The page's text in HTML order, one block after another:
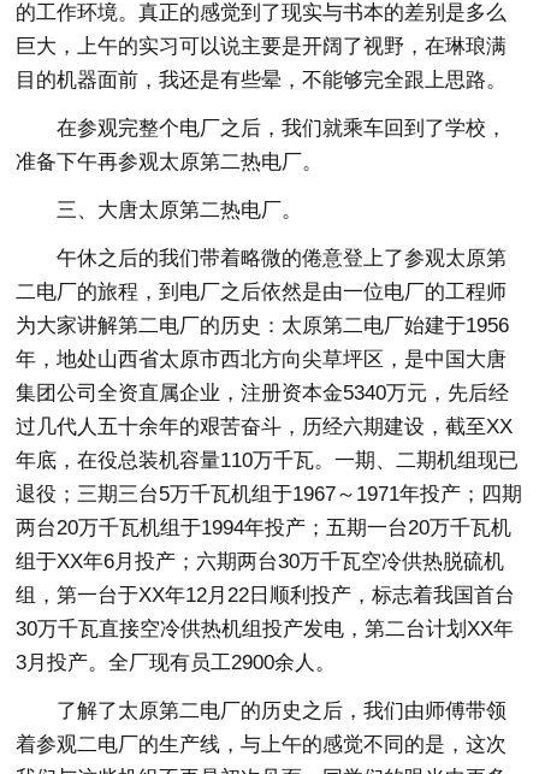
的工作环境。真正的感觉到了现实与书本的差别是多么
巨大，上午的实习可以说主要是开阔了视野，在琳琅满
目的机器面前，我还是有些晕，不能够完全跟上思路。
在参观完整个电厂之后，我们就乘车回到了学校，
准备下午再参观太原第二热电厂。
三、大唐太原第二热电厂。
午休之后的我们带着略微的倦意登上了参观太原第
二电厂的旅程，到电厂之后依然是由一位电厂的工程师
为大家讲解第二电厂的历史：太原第二电厂始建于1956
年，地处山西省太原市西北方向尖草坪区，是中国大唐
集团公司全资直属企业，注册资本金5340万元，先后经
过几代人五十余年的艰苦奋斗，历经六期建设，截至XX
年底，在役总装机容量110万千瓦。一期、二期机组现已
退役；三期三台5万千瓦机组于1967～1971年投产；四期
两台20万千瓦机组于1994年投产；五期一台20万千瓦机
组于XX年6月投产；六期两台30万千瓦空冷供热脱硫机
组，第一台于XX年12月22日顺利投产，标志着我国首台
30万千瓦直接空冷供热机组投产发电，第二台计划XX年
3月投产。全厂现有员工2900余人。
了解了太原第二电厂的历史之后，我们由师傅带领
着参观二电厂的生产线，与上午的感觉不同的是，这次